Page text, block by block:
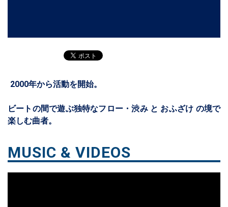
2000年から活動を開始。
ビートの間で遊ぶ独特なフロー・渋み と おふざけ の境で
楽しむ曲者。
MUSIC & VIDEOS